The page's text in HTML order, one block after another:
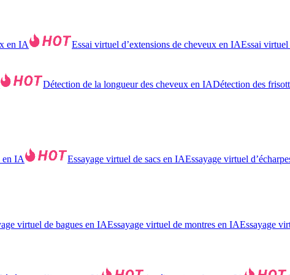
en IA Essai virtuel d’extensions de cheveux en IAEssai
Détection de la longueur des cheveux en IADétection des
en IA Essayage virtuel de sacs en IAEssayage virtuel
virtuel de bagues en IAEssayage virtuel de montres en IAEssayage